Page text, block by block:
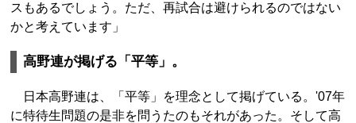
スもあるでしょう。ただ、再試合は避けられるのではない
かと考えています」
高野連が掲げる「平等」。
日本高野連は、「平等」を理念として掲げている。'07年
に特待生問題の是非を問うたのもそれがあった。そして高